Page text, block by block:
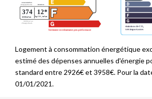
Logement à consommation énergétique
estimé des dépenses annuelles d'énergie
standard entre 2926€ et 3958€. Pour la
01/01/2021.